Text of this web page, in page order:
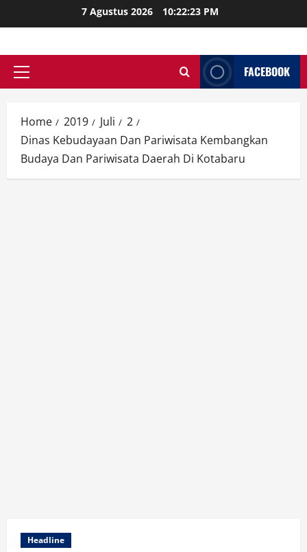
to
7 Agustus 2026 10:22:24 PM
Primary
FACEBOOK
Home 2019 Juli
2
Dinas Kebudayaan Dan Pariwisata Kembangkan
Budaya Dan Pariwisata Daerah Di Kotabaru
Headline